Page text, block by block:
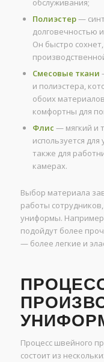
обслуживания;
Полиэстер—
долговечностью
Он быстро
Смесовые ткани
и полиэстера,
обоих
комфортны для
Флис — мягкий и
используется
также для
камерах.
Выбор материала
работы
униформы.
подойдут более
— более легкие и
Процесс швейного
состоит из